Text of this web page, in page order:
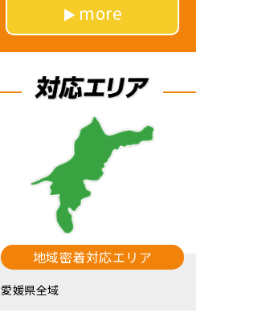
more
地域密着対応エリア
愛媛県全域